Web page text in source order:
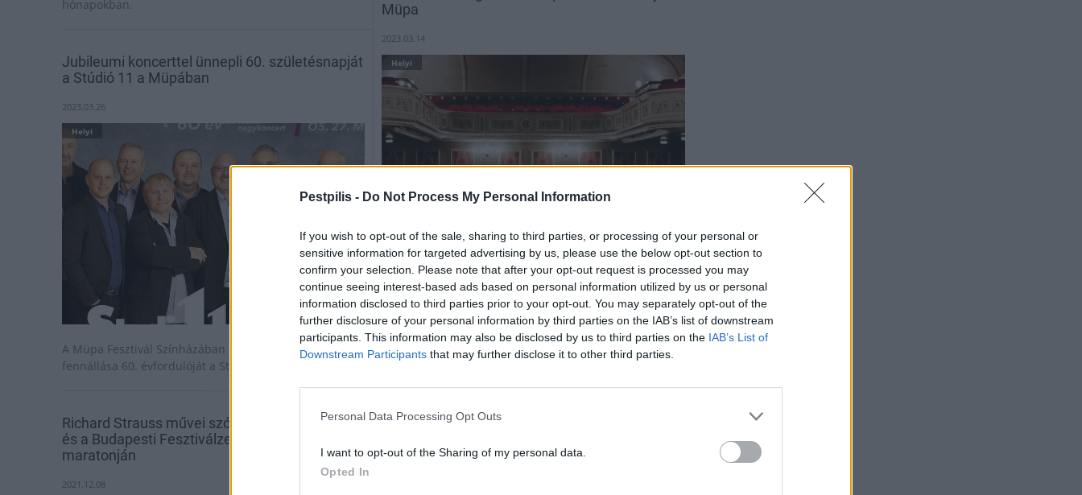
Pestpilis - Do Not Process My Personal Information
If you wish to opt-out of the sale, sharing to third parties, or processing of your personal or
sensitive information for targeted advertising by us, please use the below opt-out section to
confirm your selection. Please note that after your opt-out request is processed you may
continue seeing interest-based ads based on personal information utilized by us or personal
information disclosed to third parties prior to your opt-out. You may separately opt-out of the
further disclosure of your personal information by third parties on the IAB’s list of downstream
participants. This information may also be disclosed by us to third parties on the IAB’s List of
Downstream Participants that may further disclose it to other third parties.
Personal Data Processing Opt Outs
I want to opt-out of the Sharing of my personal data.
Opted In
hónapokban.
Jubileumi koncerttel ünnepli 60. születésnapját
a Stúdió 11 a Müpában
2023.03.26
Helyi
A Müpa Fesztivál Színházában május 27-én ünnepli
fennállása 60. évfordulóját a Stúdió 11.
Richard Strauss művei szólalnak meg a Müpa
és a Budapesti Fesztiválzenekar zenei
maratonján
2021.12.08
Müpa
2023.03.14
Helyi
Tizennyolc koncertfelvétel-ritkaság bemutatásával
ünnepli fennállásának 18. évfordulóját a Müpa.
A slide gitár indiai guruja a Müpában ad
Kultúra